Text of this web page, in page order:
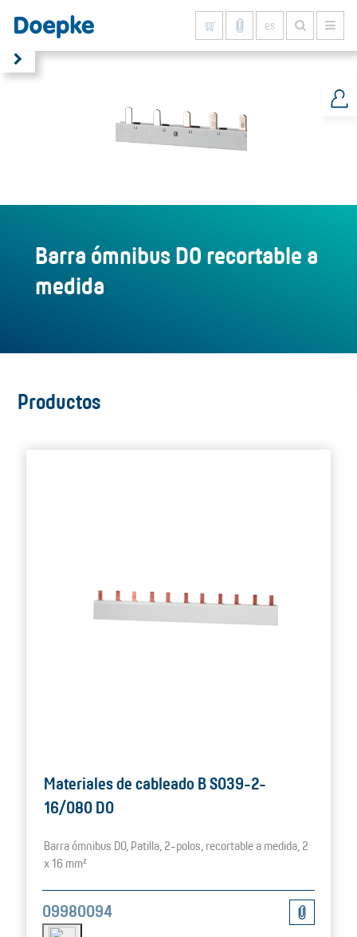
es
Barra ómnibus D0 recortable a
medida
Productos
Materiales de cableado B S039-2-
16/080 D0
Barra ómnibus D0, Patilla, 2-polos, recortable a medida, 2
x 16 mm²
09980094